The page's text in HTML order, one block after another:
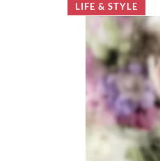
LIFE & STYLE